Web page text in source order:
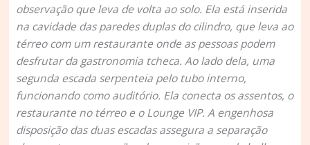
observação que leva de volta ao solo. Ela está inserida
na cavidade das paredes duplas do cilindro, que leva ao
térreo com um restaurante onde as pessoas podem
desfrutar da gastronomia tcheca. Ao lado dela, uma
segunda escada serpenteia pelo tubo interno,
funcionando como auditório. Ela conecta os assentos, o
restaurante no térreo e o Lounge VIP. A engenhosa
disposição das duas escadas assegura a separação